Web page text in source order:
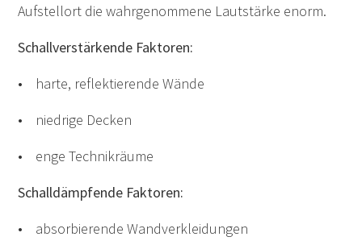
Aufstellort die wahrgenommene Lautstärke enorm.
Schallverstärkende Faktoren:
• harte, reflektierende Wände
• niedrige Decken
• enge Technikräume
Schalldämpfende Faktoren:
• absorbierende Wandverkleidungen